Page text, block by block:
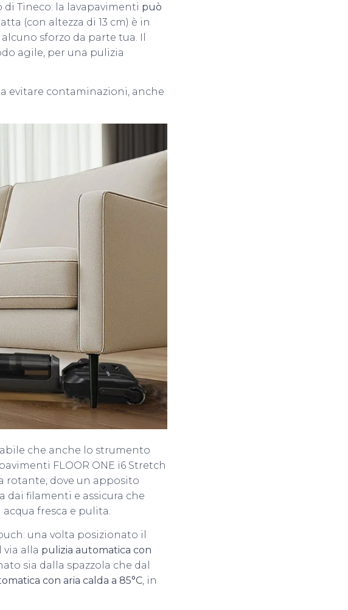
Tineco: la lavapavimenti può
(con altezza di 13 cm) è in
sforzo da parte tua. Il
agile, per una pulizia
evitare contaminazioni, anche
che anche lo strumento
FLOOR ONE i6 Stretch
rotante, dove un apposito
dai filamenti e assicura che
fresca e pulita.
una volta posizionato il
alla pulizia automatica con
sia dalla spazzola che dal
con aria calda a 85°C, in